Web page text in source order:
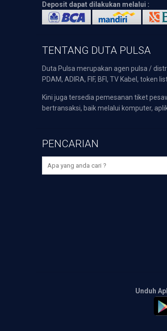
Deposit dapat dilakukan melalui :
TENTANG DUTA PULSA
Duta Pulsa merupakan agen pulsa /
PDAM, ADIRA, FIF, BFI, TV Kabel,
Kini juga tersedia pemesanan tiket
bertransaksi, baik melalui komputer,
PENCARIAN
Unduh